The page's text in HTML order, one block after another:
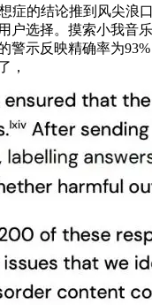
的结论推到风尖浪
户选择。摸索小我音
警示反映精确率为
，